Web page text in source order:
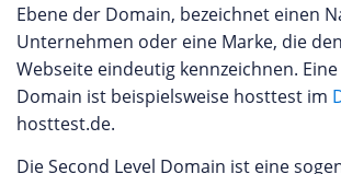
Ebene der Domain, bezeichnet einen
Unternehmen oder eine Marke, die
Webseite eindeutig kennzeichnen. Eine
Domain ist beispielsweise hosttest im
hosttest.de.
Die Second Level Domain ist eine